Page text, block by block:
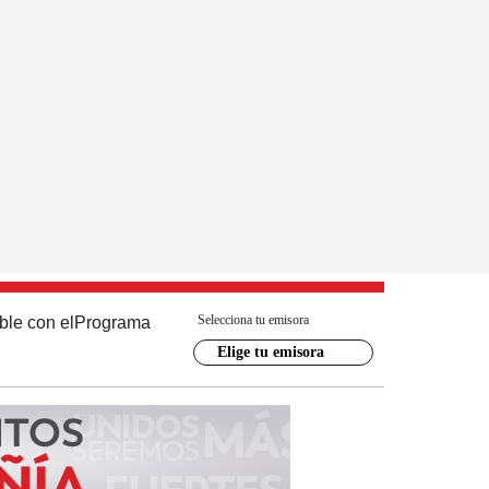
con el Programa Selecciona tu emisora
Elige tu emisora